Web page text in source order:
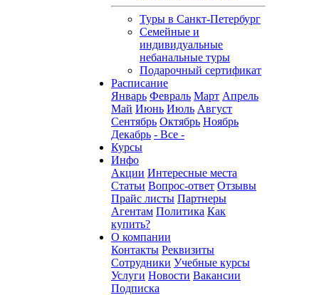
Туры в Санкт-Петербург
Семейные и
индивидуальные
небанальные туры
Подарочный сертификат
Расписание
Январь Февраль Март Апрель
Май Июнь Июль Август
Сентябрь Октябрь Ноябрь
Декабрь - Все -
Курсы
Инфо
Акции Интересные места
Статьи Вопрос-ответ Отзывы
Прайс листы Партнеры
Агентам Политика Как
купить?
О компании
Контакты Реквизиты
Сотрудники Учебные курсы
Услуги Новости Вакансии
Подписка